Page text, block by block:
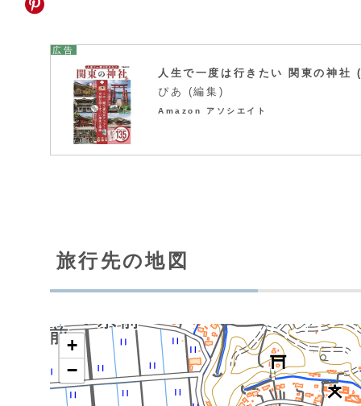
人生で一度は行きたい 関東の神社
ぴあ (編集)
Amazon アソシエイト
旅行先の地図